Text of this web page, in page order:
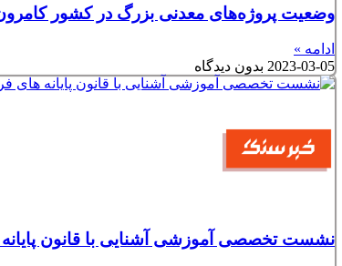
وضعیت پروژه‌های معدنی بزرگ در کشور
ادامه »
2023-03-05 بدون دیدگاه
نشست تخصصی آموزشی آشنایی با قانون